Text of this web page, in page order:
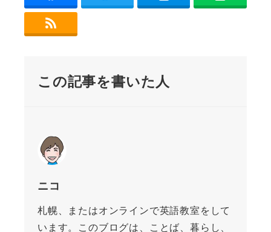
この記事を書いた人
ニコ
札幌、またはオンラインで英語教室をして
います。このブログは、ことば、暮らし、